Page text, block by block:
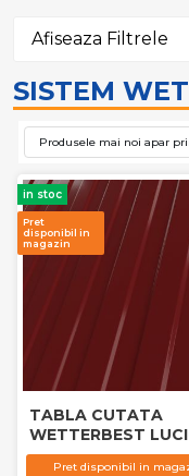
Afiseaza Filtrele
SISTEM
Produsele mai noi apar
in stoc
Pret
disponibil in
magazin
TABLA CUTATA
WETTERBEST
3011
Pret disponibil in